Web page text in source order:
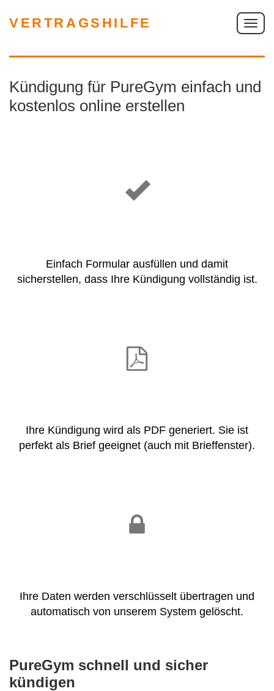
VERTRAGSHILFE
S
h
l
Kündigung für PureGym einfach und
kostenlos online erstellen
Einfach Formular ausfüllen und damit
sicherstellen, dass Ihre Kündigung vollständig ist.
Ihre Kündigung wird als PDF generiert. Sie ist
perfekt als Brief geeignet (auch mit Brieffenster).
Ihre Daten werden verschlüsselt übertragen und
automatisch von unserem System gelöscht.
PureGym schnell und sicher
kündigen